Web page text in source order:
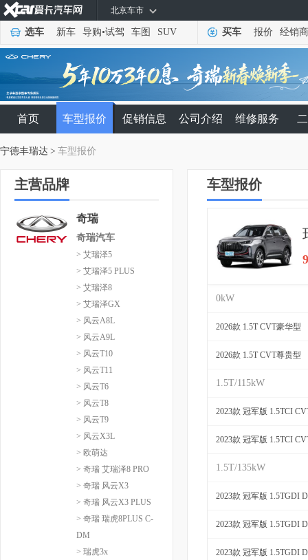
北京车市
选车 新车 导购•试驾 车图 SUV 买车 报价 经销商
首页 车型报价 促销信息 公司介绍 维修服务
宁德丰瑞达 > 车型报价
主营品牌
奇瑞
奇瑞汽车
> 艾瑞泽5
> 艾瑞泽5 PLUS
> 艾瑞泽8
> 艾瑞泽GX
> 风云A8L
> 风云A9L
> 风云T10
> 风云T11
> 风云T6
> 风云T8
> 风云T9
> 风云X3L
> 欧萌达
> 奇瑞 艾瑞泽8 PRO
> 奇瑞 风云X3
> 奇瑞 风云X3 PLUS
> 奇瑞 瑞虎8PLUS C-
DM
> 瑞虎3x
车型报价
0kW
2026款 1.5T CVT豪华型
2026款 1.5T CVT尊贵型
1.5T/115kW
2023款 冠军版 1.5TCI
2023款 冠军版 1.5TCI
1.5T/135kW
2023款 冠军版 1.5TGDI
2023款 冠军版 1.5TGDI
2023款 冠军版 1.5TGDI